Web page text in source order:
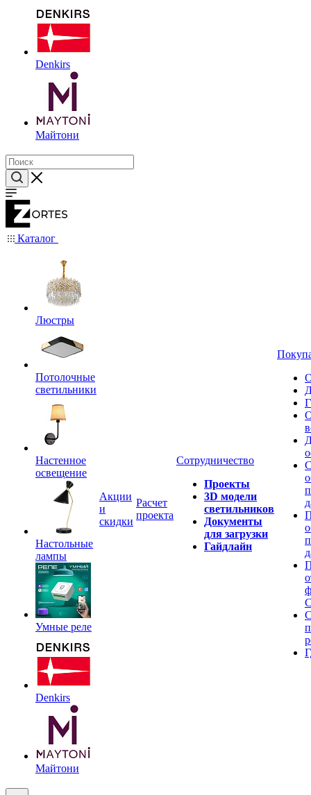
Denkirs
Майтони
Каталог
Люстры
Потолочные
светильники
Настенное
освещение
Настольные
лампы
Умные реле
Denkirs
Майтони
Акции
и
скидки
Расчет
проекта
Сотрудничество
Проекты
3D модели
светильников
Документы
для загрузки
Гайдлайн